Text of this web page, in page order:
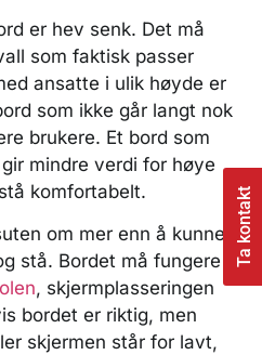
Ta kontakt
er hev senk. Det må
som faktisk passer
ansatte i ulik høyde er
som ikke går langt nok
brukere. Et bord som
mindre verdi for høye
komfortabelt.
om mer enn å kunne
stå. Bordet må fungere
, skjermplasseringen
bordet er riktig, men
skjermen står for lavt,